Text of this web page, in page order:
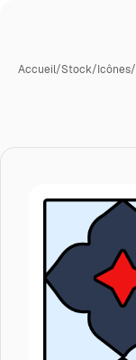
Accueil/Stock/Icônes/